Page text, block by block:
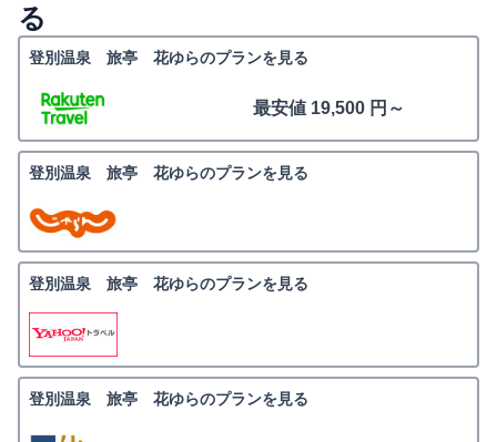
る
登別温泉 旅亭 花ゆらのプランを見る
最安値 19,500 円～
登別温泉 旅亭 花ゆらのプランを見る
登別温泉 旅亭 花ゆらのプランを見る
登別温泉 旅亭 花ゆらのプランを見る